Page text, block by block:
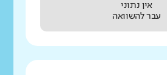
אין נתוני
עבר להשוואה